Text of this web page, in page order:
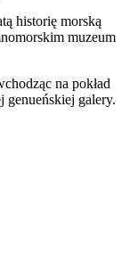
historię morską
muzeum
na pokład
galery.